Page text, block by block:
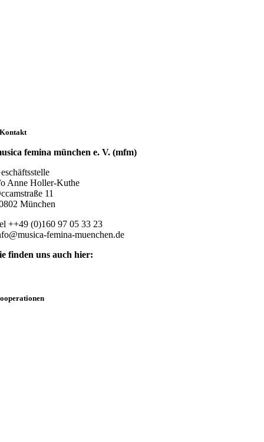
Kontakt
femina münchen e. V. (mfm)
Anne Holler-Kuthe
11
München
++49 (0)160 97 05 33 23
femina-muenchen.de
finden uns auch hier: